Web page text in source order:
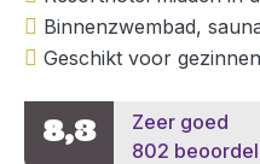
Binnenzwembad,
Geschikt voor
8,3
Zeer goed
802